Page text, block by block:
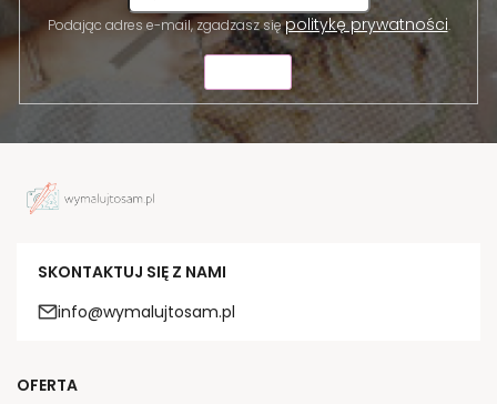
Podając adres e-mail, zgadzasz siępolitykę prywatności.
SKONTAKTUJ SIĘ Z NAMI
info@wymalujtosam.pl
OFERTA